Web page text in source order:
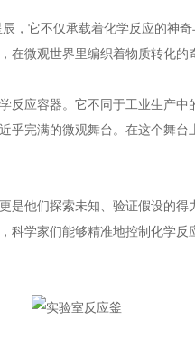
它不仅承载着化学反应的神奇
微观世界里编织着物质转化的
应容器。它不同于工业生产中
乎完满的微观舞台。在这个舞
他们探索未知、验证假设的得
科学家们能够精准地控制化学